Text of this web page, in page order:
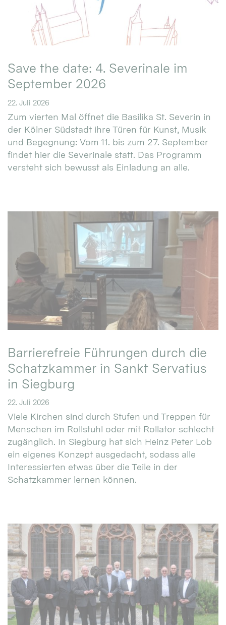
Save the date: 4. Severinale im
September 2026
22. Juli 2026
Zum vierten Mal öffnet die Basilika St. Severin in
der Kölner Südstadt ihre Türen für Kunst, Musik
und Begegnung: Vom 11. bis zum 27. September
findet hier die Severinale statt. Das Programm
versteht sich bewusst als Einladung an alle.
Barrierefreie Führungen durch die
Schatzkammer in Sankt Servatius
in Siegburg
22. Juli 2026
Viele Kirchen sind durch Stufen und Treppen für
Menschen im Rollstuhl oder mit Rollator schlecht
zugänglich. In Siegburg hat sich Heinz Peter Lob
ein eigenes Konzept ausgedacht, sodass alle
Interessierten etwas über die Teile in der
Schatzkammer lernen können.